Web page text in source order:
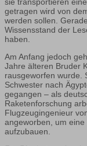
sie transportieren
getragen wird von
werden sollen.
Wissensstand der
haben.
Am Anfang jedoch
Jahre älteren Bruder
rausgeworfen wurde.
Schwester nach
gegangen – als
Raketenforschung
Flugzeugingenieur
angeworben, um
aufzubauen.